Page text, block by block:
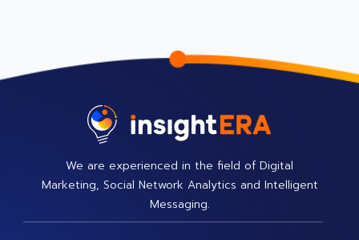
We are experienced in the field of Digital
Marketing, Social Network Analytics and Intelligent
Messaging.